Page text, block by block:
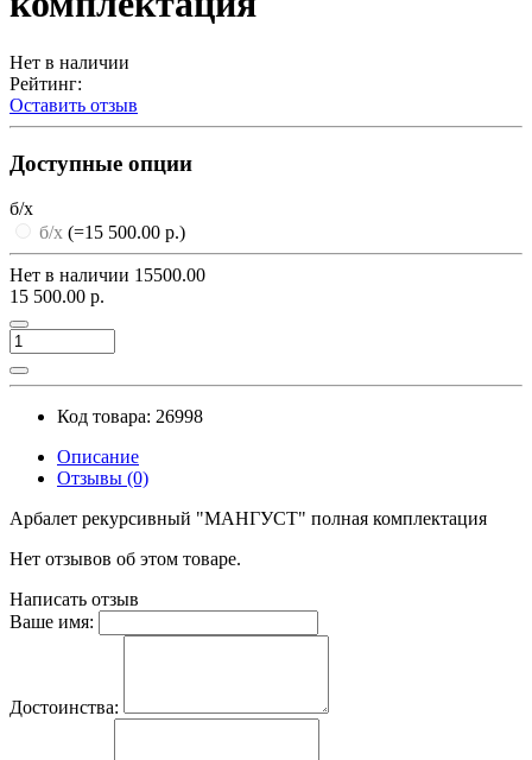
Нет в наличии
Рейтинг:
Оставить отзыв
Доступные опции
б/х
б/х (=15 500.00 р.)
Нет в наличии 15500.00
15 500.00 р.
Код товара: 26998
Описание
Отзывы (0)
Арбалет рекурсивный "МАНГУСТ" полная комплектация
Нет отзывов об этом товаре.
Написать отзыв
Ваше имя:
Достоинства: